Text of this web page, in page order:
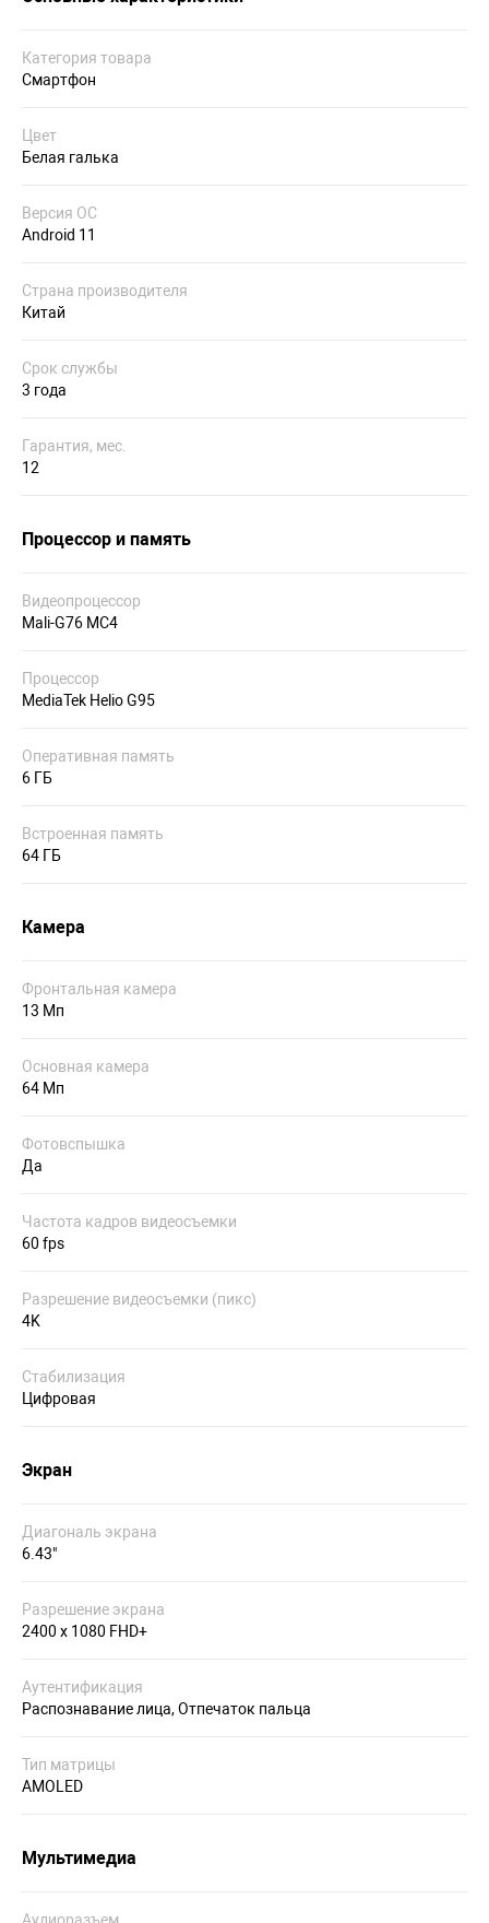
Категория товара
Смартфон
Цвет
Белая галька
Версия ОС
Android 11
Страна производителя
Китай
Срок службы
3 года
Гарантия, мес.
12
Процессор и память
Видеопроцессор
Mali-G76 MC4
Процессор
MediaTek Helio G95
Оперативная память
6 ГБ
Встроенная память
64 ГБ
Камера
Фронтальная камера
13 Мп
Основная камера
64 Мп
Фотовспышка
Да
Частота кадров видеосъемки
60 fps
Разрешение видеосъемки (пикс)
4K
Стабилизация
Цифровая
Экран
Диагональ экрана
6.43"
Разрешение экрана
2400 x 1080 FHD+
Аутентификация
Распознавание лица, Отпечаток пальца
Тип матрицы
AMOLED
Мультимедиа